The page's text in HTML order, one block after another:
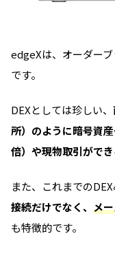
edgeXは、オーダーブ
です。
DEXとしては珍しい、
所）のように暗号資
倍）や現物取引ができ
また、これまでの
接続だけでなく、 メ
も特徴的です。